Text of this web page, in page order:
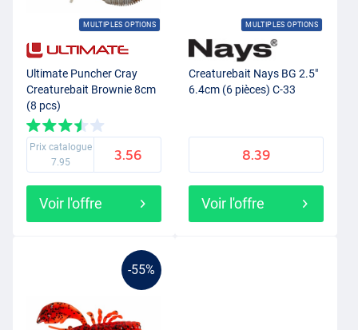
MULTIPLES OPTIONS
Ultimate Puncher Cray
Creaturebait Brownie 8cm
(8 pcs)
Prix catalogue
7.95
3.56
Voir l'offre
MULTIPLES OPTIONS
Creaturebait Nays BG 2.5"
6.4cm (6 pièces) C-33
8.39
Voir l'offre
-55%